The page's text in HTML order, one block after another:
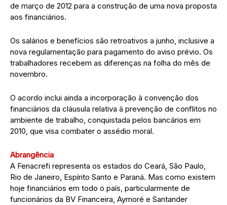
de março de 2012 para a construção de uma nova proposta
aos financiários.
Os salários e benefícios são retroativos a junho, inclusive a
nova regulamentação para pagamento do aviso prévio. Os
trabalhadores recebem as diferenças na folha do mês de
novembro.
O acordo inclui ainda a incorporação à convenção dos
financiários da cláusula relativa à prevenção de conflitos no
ambiente de trabalho, conquistada pelos bancários em
2010, que visa combater o assédio moral.
Abrangência
A Fenacrefi representa os estados do Ceará, São Paulo,
Rio de Janeiro, Espírito Santo e Paraná. Mas como existem
hoje financiários em todo o país, particularmente de
funcionários da BV Financeira, Aymoré e Santander